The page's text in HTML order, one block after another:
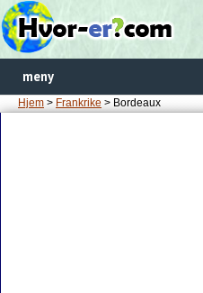
meny
Hjem > Frankrike > Bordeaux